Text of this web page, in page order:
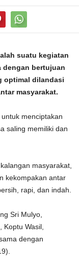
suatu kegiatan
dengan bertujuan
optimal dilandasi
masyarakat.
menciptakan
saling memiliki dan
masyarakat,
kekompakan antar
rapi, dan indah.
Sri Mulyo,
Wasil,
dengan